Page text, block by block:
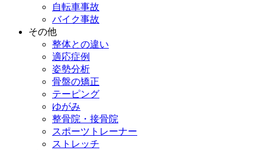
自転車事故
バイク事故
その他
整体との違い
適応症例
姿勢分析
骨盤の矯正
テーピング
ゆがみ
整骨院・接骨院
スポーツトレーナー
ストレッチ